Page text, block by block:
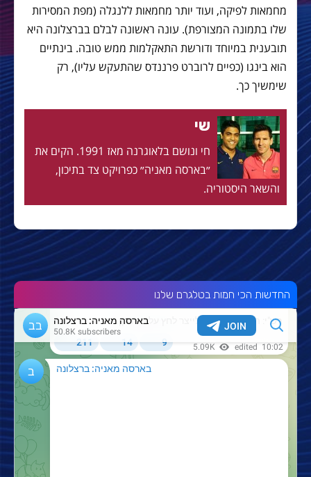
מחמאות לפיקה, ועוד יותר מחמאות ללנגלה (מפת המסירות
שלו בתמונה המצורפת). עונה ראשונה לבלם בברצלונה היא
תובענית במיוחד ודורשת התאקלמות ממש טובה. בינתיים
הוא בינגו (כפיים לרוברט פרננדס שהתעקש עליו), רק
שימשיך כך.
שי
חי ונושם בלאוגרנה מאז 1991. הקים את
״בארסה מאניה״ כפרויקט צד בתיכון,
והשאר היסטוריה.
החדשות הכי חמות בטלגרם שלנו